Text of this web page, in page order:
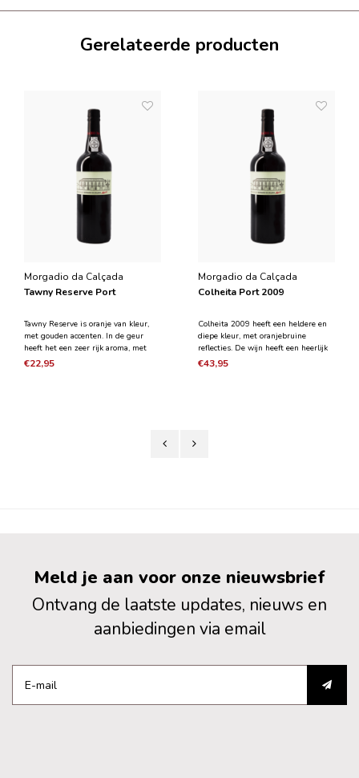
Gerelateerde producten
Morgadio da Calçada
Tawny Reserve Port
Tawny Reserve is oranje van kleur,
met gouden accenten. In de geur
heeft het een zeer rijk aroma, met
tonen van zeer rijp fruit als rozijnen
€22,95
Morgadio da Calçada
Colheita Port 2009
Colheita 2009 heeft een heldere en
diepe kleur, met oranjebruine
reflecties. De wijn heeft een heerlijk
aroma, goed geïntegreerd met het
€43,95
Meld je aan voor onze nieuwsbrief
Ontvang de laatste updates, nieuws en
aanbiedingen via email